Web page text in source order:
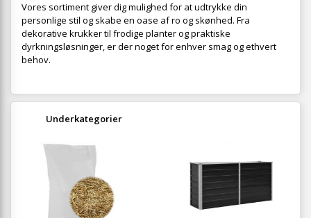
Vores sortiment giver dig mulighed for at udtrykke din
personlige stil og skabe en oase af ro og skønhed. Fra
dekorative krukker til frodige planter og praktiske
dyrkningsløsninger, er der noget for enhver smag og ethvert
behov.
Underkategorier